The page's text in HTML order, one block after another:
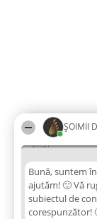
ȘOIMII
01:57
Bună, suntem
ajutăm! 🙂 Vă
subiectul de
corespunzător!